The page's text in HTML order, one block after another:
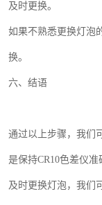
及时更换。
如果不熟悉更换灯泡
换。
六、结语
通过以上步骤，我们
是保持CR10色差仪准
及时更换灯泡，我们